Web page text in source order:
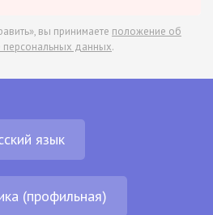
вы принимаете положение об
персональных данных.
язык
(профильная)